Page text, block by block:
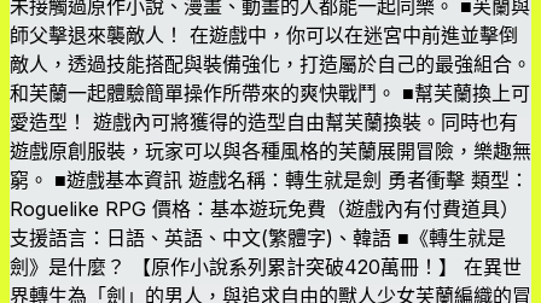
未接觸過原作小說、漫畫、動畫的人都能一起同樂。 ■芙蘭與
師父擊退來襲敵人！ 在遊戲中，你可以在迷宮中前進並擊倒
敵人，透過技能搭配與裝備強化，打造屬於自己的最強組合。
和芙蘭一起體驗簡單操作所帶來的爽快戰鬥。 ■幫芙蘭換上可
愛造型！ 遊戲內可將獲得的造型自由幫芙蘭換裝。同時也有
遊戲原創服裝，玩家可以與各種風格的芙蘭展開冒險，樂趣無
窮。 ■遊戲基本資訊 遊戲名稱：轉生就是劍 勇者衝擊 類型：
Roguelike RPG 價格：基本遊玩免費（遊戲內有付費道具）
支援語言：日語、英語、中文(繁體字)、韓語 ■《轉生就是
劍》是什麼？ 【原作小說系列累計突破420萬冊！】 在異世
界轉生為「劍」的男人，與追求自由的獸人少女芙蘭編織的冒